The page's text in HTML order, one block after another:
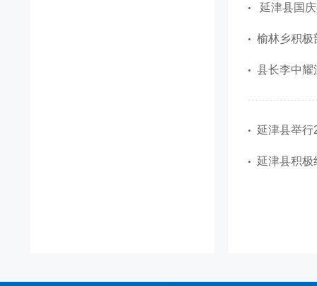
延津县国
榆林乡积极
县长李中耀
延津县举行
延津县积极